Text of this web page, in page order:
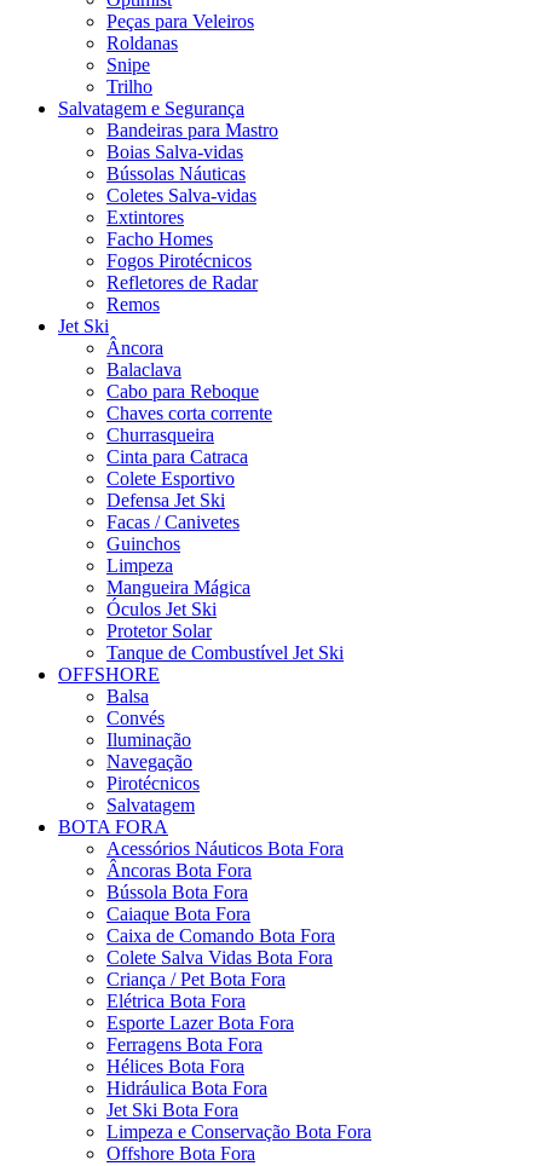
Peças para Veleiros
Roldanas
Snipe
Trilho
Salvatagem e Segurança
Bandeiras para Mastro
Boias Salva-vidas
Bússolas Náuticas
Coletes Salva-vidas
Extintores
Facho Homes
Fogos Pirotécnicos
Refletores de Radar
Remos
Jet Ski
Âncora
Balaclava
Cabo para Reboque
Chaves corta corrente
Churrasqueira
Cinta para Catraca
Colete Esportivo
Defensa Jet Ski
Facas / Canivetes
Guinchos
Limpeza
Mangueira Mágica
Óculos Jet Ski
Protetor Solar
Tanque de Combustível Jet Ski
OFFSHORE
Balsa
Convés
Iluminação
Navegação
Pirotécnicos
Salvatagem
BOTA FORA
Acessórios Náuticos Bota Fora
Âncoras Bota Fora
Bússola Bota Fora
Caiaque Bota Fora
Caixa de Comando Bota Fora
Colete Salva Vidas Bota Fora
Criança / Pet Bota Fora
Elétrica Bota Fora
Esporte Lazer Bota Fora
Ferragens Bota Fora
Hélices Bota Fora
Hidráulica Bota Fora
Jet Ski Bota Fora
Limpeza e Conservação Bota Fora
Offshore Bota Fora